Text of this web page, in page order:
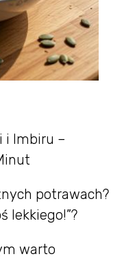
i Imbiru –
potrawach?
lekkiego!”?
warto